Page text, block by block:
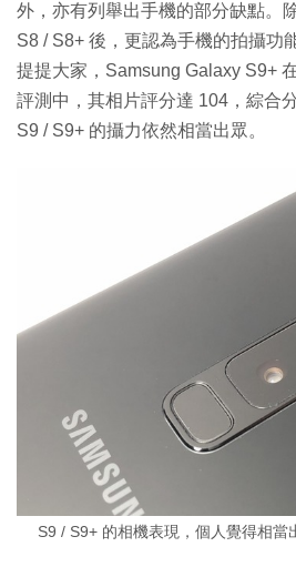
外，亦有列舉出手機的部分缺點。
S8 / S8+ 後，更認為手機的拍攝功
提提大家，Samsung Galaxy S9+
評測中，其相片評分達 104，綜合
S9 / S9+ 的攝力依然相當出眾。
S9 / S9+ 的相機表現，個人覺得相當